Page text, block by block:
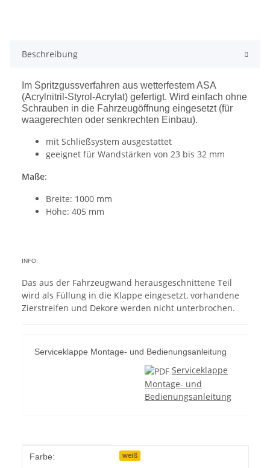
Beschreibung
Im Spritzgussverfahren aus wetterfestem ASA
(Acrylnitril-Styrol-Acrylat) gefertigt. Wird einfach ohne
Schrauben in die Fahrzeugöffnung eingesetzt (für
waagerechten oder senkrechten Einbau).
mit Schließsystem ausgestattet
geeignet für Wandstärken von 23 bis 32 mm
Maße:
Breite: 1000 mm
Höhe: 405 mm
INFO:
Das aus der Fahrzeugwand herausgeschnittene Teil
wird als Füllung in die Klappe eingesetzt, vorhandene
Zierstreifen und Dekore werden nicht unterbrochen.
Serviceklappe Montage- und Bedienungsanleitung
Serviceklappe
Montage- und
Bedienungsanleitung
Produkteigenschaft
Wert
Farbe: weiß